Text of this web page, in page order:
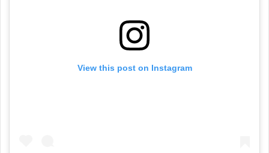
View this post on Instagram